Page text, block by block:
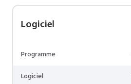
Logiciel
Programme
Logiciel